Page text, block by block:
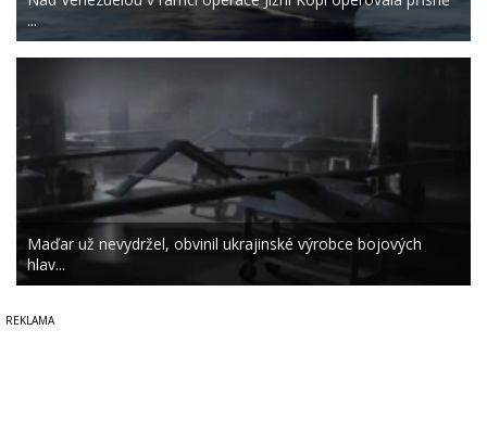
...
Maďar už nevydržel, obvinil ukrajinské výrobce bojových
hlav...